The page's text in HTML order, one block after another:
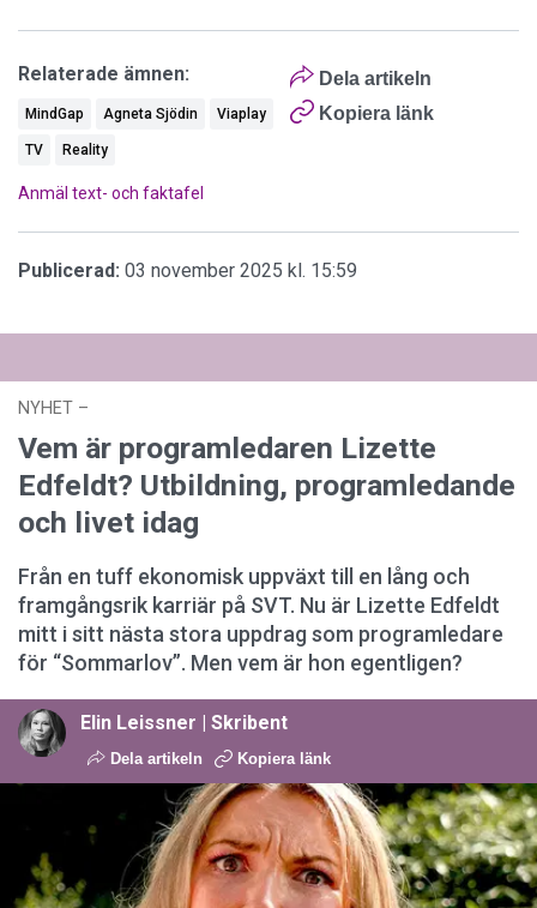
Dela artikeln
Kopiera länk
Relaterade ämnen:
MindGap Agneta Sjödin Viaplay
TV Reality
Anmäl text- och faktafel
Publicerad: 03 november 2025 kl. 15:59
NYHET –
Vem är programledaren Lizette
Edfeldt? Utbildning, programledande
och livet idag
Från en tuff ekonomisk uppväxt till en lång och
framgångsrik karriär på SVT. Nu är Lizette Edfeldt
mitt i sitt nästa stora uppdrag som programledare
för “Sommarlov”. Men vem är hon egentligen?
Elin Leissner | Skribent
Dela artikeln Kopiera länk